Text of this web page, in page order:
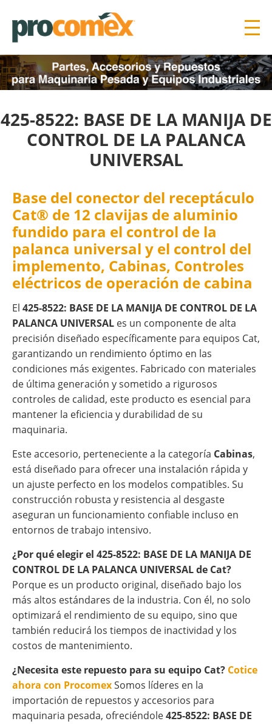
425-8522: BASE DE LA MANIJA DE
CONTROL DE LA PALANCA
UNIVERSAL
Base del conector del receptáculo
Cat® de 12 clavijas de aluminio
fundido para el control de la
palanca universal y el control del
implemento, Cabinas, Controles
eléctricos de operación de cabina
El 425-8522: BASE DE LA MANIJA DE CONTROL DE LA
PALANCA UNIVERSAL es un componente de alta
precisión diseñado específicamente para equipos Cat,
garantizando un rendimiento óptimo en las
condiciones más exigentes. Fabricado con materiales
de última generación y sometido a rigurosos
controles de calidad, este producto es esencial para
mantener la eficiencia y durabilidad de su
maquinaria.
Este accesorio, perteneciente a la categoría Cabinas,
está diseñado para ofrecer una instalación rápida y
un ajuste perfecto en los modelos compatibles. Su
construcción robusta y resistencia al desgaste
aseguran un funcionamiento confiable incluso en
entornos de trabajo intensivo.
¿Por qué elegir el 425-8522: BASE DE LA MANIJA DE
CONTROL DE LA PALANCA UNIVERSAL de Cat?
Porque es un producto original, diseñado bajo los
más altos estándares de la industria. Con él, no solo
optimizará el rendimiento de su equipo, sino que
también reducirá los tiempos de inactividad y los
costos de mantenimiento.
¿Necesita este repuesto para su equipo Cat? Cotice
ahora con ProcomexSomos líderes en la
importación de repuestos y accesorios para
maquinaria pesada, ofreciéndole425-8522: BASE DE